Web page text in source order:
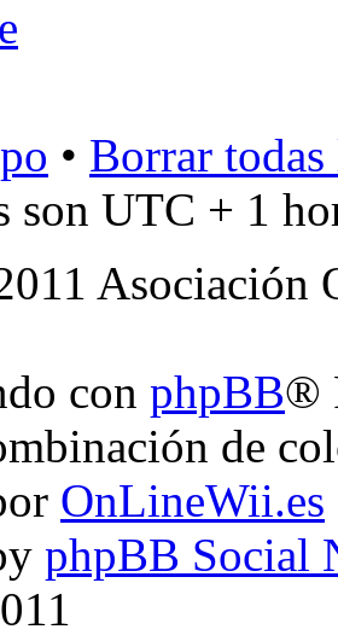
• Borrar
son UTC + 1
Asociación
con phpBB®
de
OnLineWii.es
phpBB Social